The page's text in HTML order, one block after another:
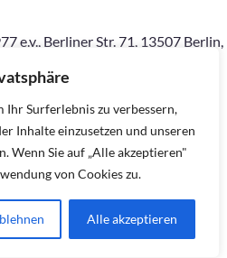
Ihr Surferlebnis zu verbessern,
Inhalte einzusetzen und unseren
Wenn Sie auf „Alle akzeptieren"
von Cookies zu.
Alle akzeptieren
e.v., Berliner Str. 71, 13507 Berlin,
Verantwortlicher gemäß §10
(Anschrift wie am Anfang)